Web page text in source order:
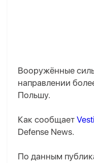
Вооружённые
направлении
Польшу.
Как сообщает
Defense News.
По данным